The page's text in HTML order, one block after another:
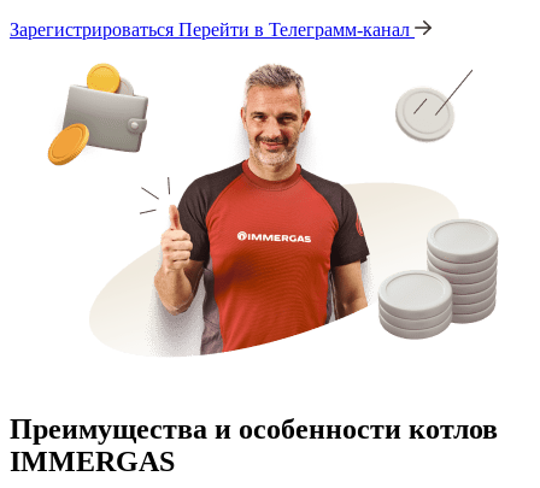
Зарегистрироваться Перейти в Телеграмм-канал
Преимущества и особенности котлов
IMMERGAS